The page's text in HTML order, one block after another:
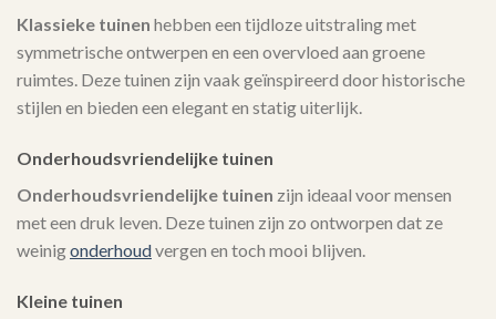
Klassieke tuinen hebben een tijdloze uitstraling met
symmetrische ontwerpen en een overvloed aan groene
ruimtes. Deze tuinen zijn vaak geïnspireerd door historische
stijlen en bieden een elegant en statig uiterlijk.
Onderhoudsvriendelijke tuinen
Onderhoudsvriendelijke tuinen zijn ideaal voor mensen
met een druk leven. Deze tuinen zijn zo ontworpen dat ze
weinigonderhoudvergen en toch mooi blijven.
Kleine tuinen